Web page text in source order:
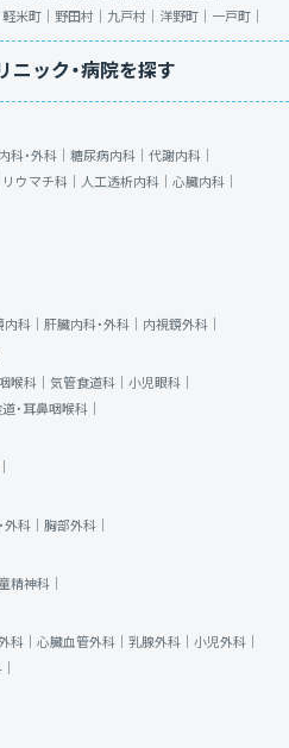
軽米町｜ 野田村｜ 九戸村｜ 洋野町｜ 一戸町｜
ニック・病院を探す
科・外科｜ 糖尿病内科｜ 代謝内科｜
リウマチ科｜ 人工透析内科｜ 心臓内科｜
科｜ 肝臓内科・外科｜ 内視鏡外科｜
喉科｜ 気管食道科｜ 小児眼科｜
・耳鼻咽喉科｜
科｜ 胸部外科｜
精神科｜
科｜ 心臓血管外科｜ 乳腺外科｜ 小児外科｜